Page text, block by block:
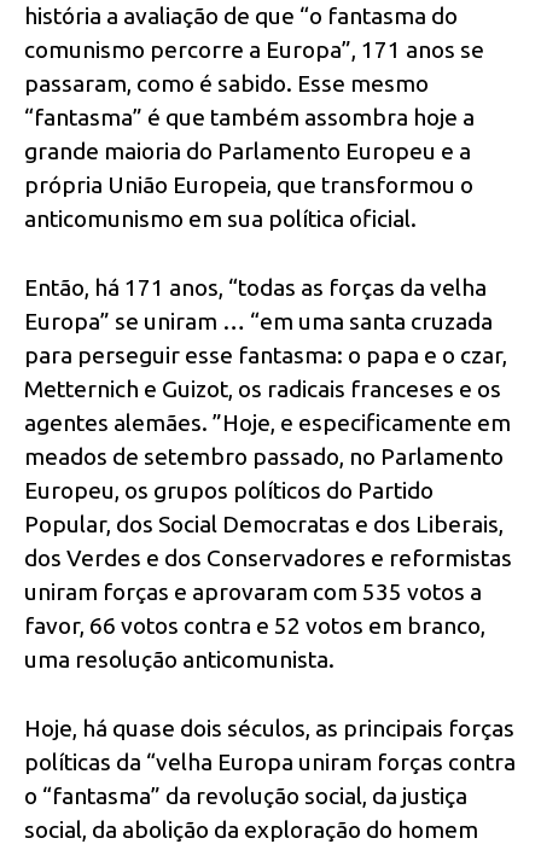
história a avaliação de que “o fantasma do
comunismo percorre a Europa”, 171 anos se
passaram, como é sabido. Esse mesmo
“fantasma” é que também assombra hoje a
grande maioria do Parlamento Europeu e a
própria União Europeia, que transformou o
anticomunismo em sua política oficial.
Então, há 171 anos, “todas as forças da velha
Europa” se uniram … “em uma santa cruzada
para perseguir esse fantasma: o papa e o czar,
Metternich e Guizot, os radicais franceses e os
agentes alemães. ”Hoje, e especificamente em
meados de setembro passado, no Parlamento
Europeu, os grupos políticos do Partido
Popular, dos Social Democratas e dos Liberais,
dos Verdes e dos Conservadores e reformistas
uniram forças e aprovaram com 535 votos a
favor, 66 votos contra e 52 votos em branco,
uma resolução anticomunista.
Hoje, há quase dois séculos, as principais forças
políticas da “velha Europa uniram forças contra
o “fantasma” da revolução social, da justiça
social, da abolição da exploração do homem